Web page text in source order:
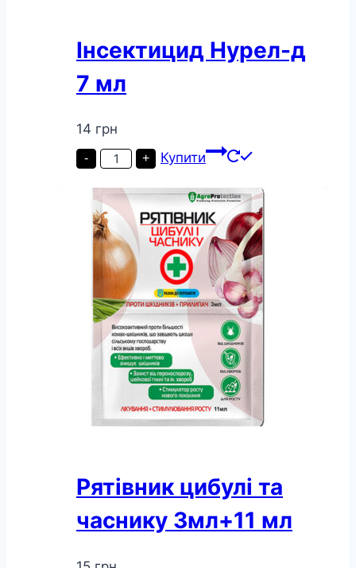
Інсектицид Нурел-д
7 мл
14 грн
-
Інсектицид
Нурел-
мл
кількість
+ Купити
Рятівник цибулі та
часнику 3мл+11 мл